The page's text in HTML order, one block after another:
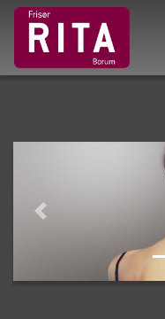
Previous